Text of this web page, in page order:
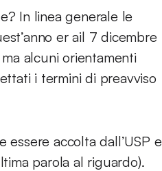
In linea generale le
er ail 7 dicembre
alcuni orientamenti
i termini di preavviso
accolta dall’USP e
parola al riguardo).